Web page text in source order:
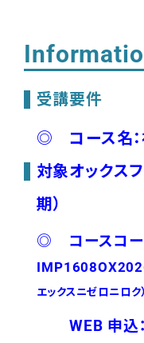
受講要件
◎ コース名：
対象オックス
期）
◎ コースコー
エックスニゼロニロク）
WEB 申込：